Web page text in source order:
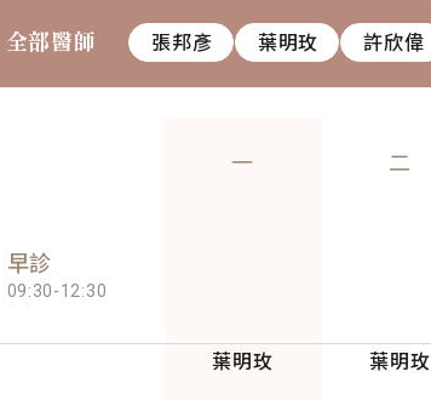
全部醫師 張邦彥 葉明玫 許欣偉
一 二
早診
09:30-12:30
葉明玫 葉明玫